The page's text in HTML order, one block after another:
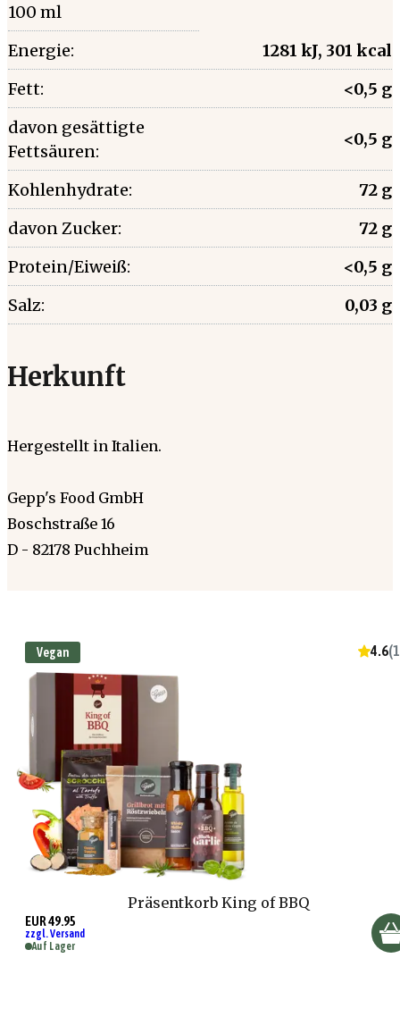
100 ml
Energie:
1281 kJ, 301 kcal
Fett:
<0,5 g
davon gesättigte
Fettsäuren:
<0,5 g
Kohlenhydrate:
72 g
davon Zucker:
72 g
Protein/Eiweiß:
<0,5 g
Salz:
0,03 g
Herkunft
Hergestellt in Italien.
Gepp's Food GmbH
Boschstraße 16
D - 82178 Puchheim
Vegan 4.6(
Präsentkorb King of BBQ
EUR 49.95
zzgl. Versand
Auf Lager